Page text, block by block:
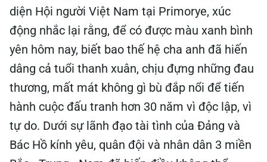
diện Hội người Việt Nam tại Primorye, xúc
động nhắc lại rằng, để có được màu xanh bình
yên hôm nay, biết bao thế hệ cha anh đã hiến
dâng cả tuổi thanh xuân, chịu đựng những đau
thương, mất mát không gì bù đắp nổi để tiến
hành cuộc đấu tranh hơn 30 năm vì độc lập, vì
tự do. Dưới sự lãnh đạo tài tình của Đảng và
Bác Hồ kính yêu, quân đội và nhân dân 3 miền